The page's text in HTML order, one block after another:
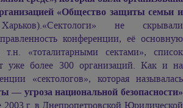
«Общество защиты семьи и
не скрывали
конференции, её основную
«тоталитарными сектами», список
уже более 300 организаций. Как и на
«сектологов», которая называлась
— угроза национальной безопасности»
2003 г. в Днепропетровской Юридической